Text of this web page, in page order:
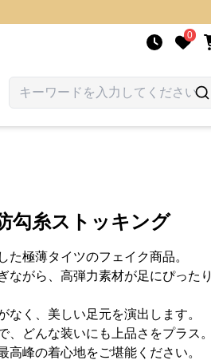
0
勾糸ストッキング
た極薄タイツのフェイク商品。
ながら、高弾力素材が足にぴったり
く、美しい足元を演出します。
、どんな装いにも上品さをプラス。
高峰の着心地をご堪能ください。